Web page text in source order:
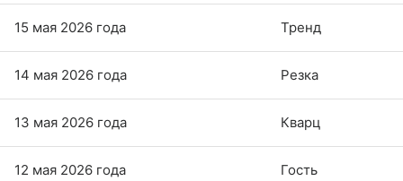
15 мая 2026 года Тренд
14 мая 2026 года Резка
13 мая 2026 года Кварц
12 мая 2026 года Гость